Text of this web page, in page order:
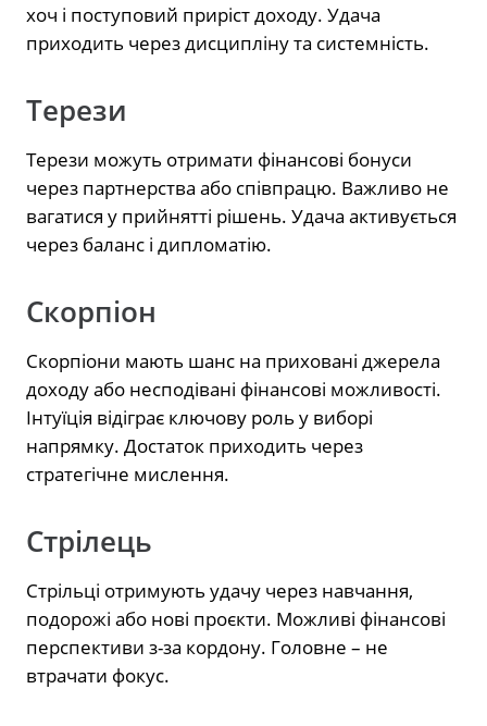
хоч і поступовий приріст доходу. Удача
приходить через дисципліну та системність.
Терези
Терези можуть отримати фінансові бонуси
через партнерства або співпрацю. Важливо не
вагатися у прийнятті рішень. Удача активується
через баланс і дипломатію.
Скорпіон
Скорпіони мають шанс на приховані джерела
доходу або несподівані фінансові можливості.
Інтуїція відіграє ключову роль у виборі
напрямку. Достаток приходить через
стратегічне мислення.
Стрілець
Стрільці отримують удачу через навчання,
подорожі або нові проєкти. Можливі фінансові
перспективи з-за кордону. Головне – не
втрачати фокус.